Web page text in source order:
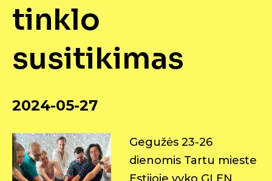
tinklo
susitikimas
2024-05-27
Gegužės 23-26
dienomis Tartu mieste